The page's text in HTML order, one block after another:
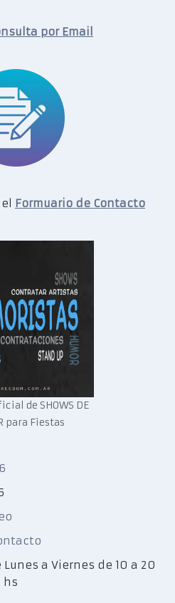
por Email
Formuario de Contacto
de SHOWS DE
para Fiestas
Lunes a Viernes de 10 a 20
hs